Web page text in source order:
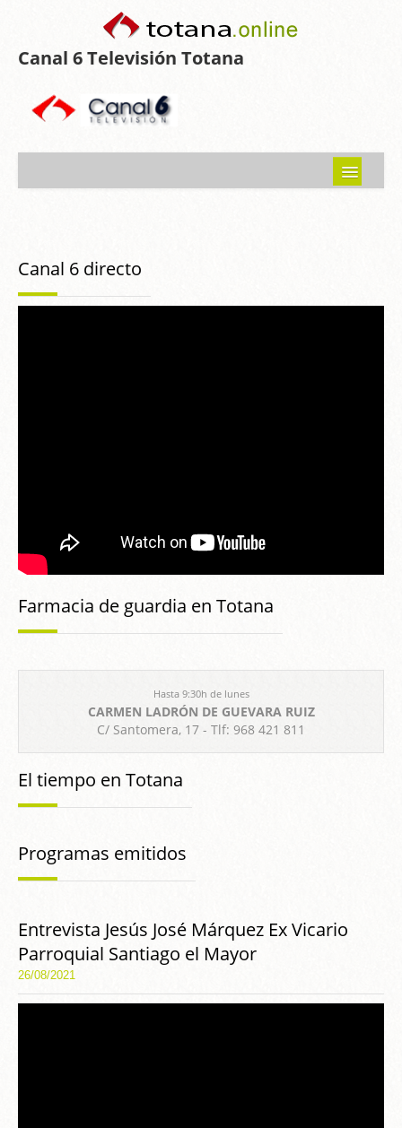
Canal 6 Televisión Totana
Programas emitidos
Programas emitidos
Entrevista Jesús José Márquez Ex Vicario
Parroquial Santiago el Mayor
26/08/2021
Canal 6 directo
Farmacia de guardia en Totana
Hasta 9:30h de lunes
CARMEN LADRÓN DE GUEVARA RUIZ
C/ Santomera, 17 - Tlf: 968 421 811
El tiempo en Totana